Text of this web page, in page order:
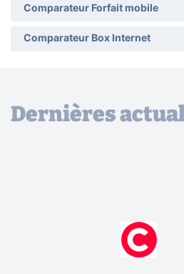
Comparateur Forfait mobile
Comparateur Box Internet
Dernières